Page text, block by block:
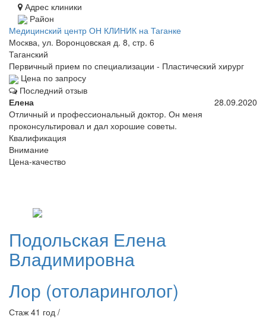
Адрес клиники
Район
Медицинский центр ОН КЛИНИК на Таганке
Москва, ул. Воронцовская д. 8, стр. 6
Таганский
Первичный прием по специализации - Пластический хирург
Цена по запросу
Последний отзыв
Елена
28.09.2020
Отличный и профессиональный доктор. Он меня
проконсультировал и дал хорошие советы.
Квалификация
Внимание
Цена-качество
Подольская Елена
Владимировна
Лор (отоларинголог)
Стаж 41 год /